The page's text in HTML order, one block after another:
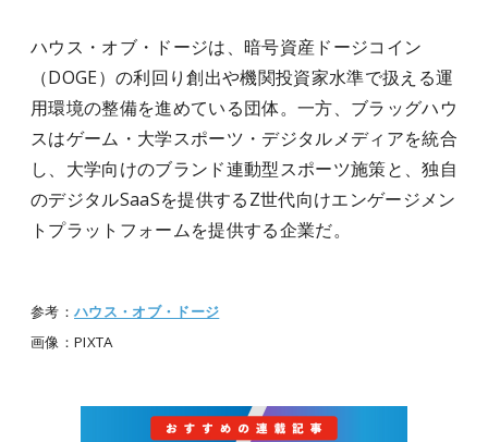
ハウス・オブ・ドージは、暗号資産ドージコイン
（DOGE）の利回り創出や機関投資家水準で扱える運
用環境の整備を進めている団体。一方、ブラッグハウ
スはゲーム・大学スポーツ・デジタルメディアを統合
し、大学向けのブランド連動型スポーツ施策と、独自
のデジタルSaaSを提供するZ世代向けエンゲージメン
トプラットフォームを提供する企業だ。
参考： ハウス・オブ・ドージ
画像：PIXTA